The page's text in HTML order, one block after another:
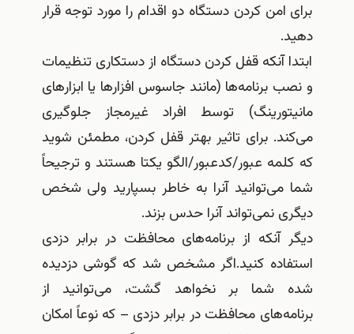
برای امن کردن دستگاه دو اقدام را مورد توجه قرار
دهید.
ابتدا آنکه قفل کردن دستگاه از دستکاری تنظیمات
و نصب برنامه‌ها (مانند جاسوس افزارها یا ابزارهای
مانیتورینگ) توسط افراد غیرمجاز جلوگیری
می‌کند. برای تاثیر بهتر قفل کردن، مطمئن شوید
که کلمه عبور/کدعبور/الگو یکتا هستند و ترجیحاً
شما می‌توانید آنرا به خاطر بسپارید ولی شخص
دیگری نمی‌تواند آنرا حدس بزند.
دیگر آنکه از برنامه‌های محافظت در برابر دزدی
استفاده کنید.اگر مشخص شد که گوشی دزدیده
شده شما بر نخواهد گشت، می‌توانید از
برنامه‌های محافظت در برابر دزدی – که نوعاً امکان